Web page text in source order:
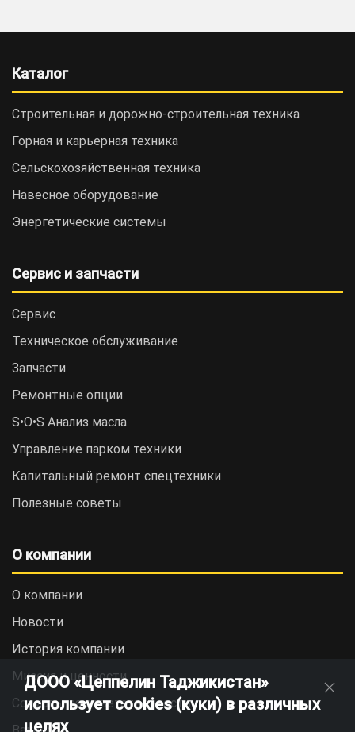
Каталог
Строительная и дорожно-cтроительная техника
Горная и карьерная техника
Сельскохозяйственная техника
Навесное оборудование
Энергетические системы
Сервис и запчасти
Сервис
Техническое обслуживание
Запчасти
Ремонтные опции
S•O•S Анализ масла
Управление парком техники
Капитальный ремонт спецтехники
Полезные советы
О компании
О компании
Новости
История компании
Миссия и ценности
Социальная ответственность
ДООО «Цеппелин Таджикистан»
использует cookies (куки) в различных
целях